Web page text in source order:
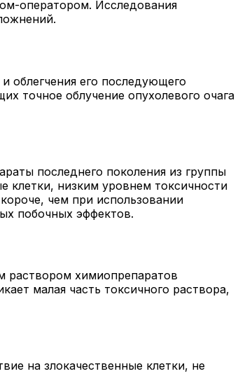
оператором. Исследования
облегчения его последующего
точное облучение опухолевого очага
последнего поколения из группы
клетки, низким уровнем токсичности
чем при использовании
побочных эффектов.
раствором химиопрепаратов
малая часть токсичного раствора,
на злокачественные клетки, не